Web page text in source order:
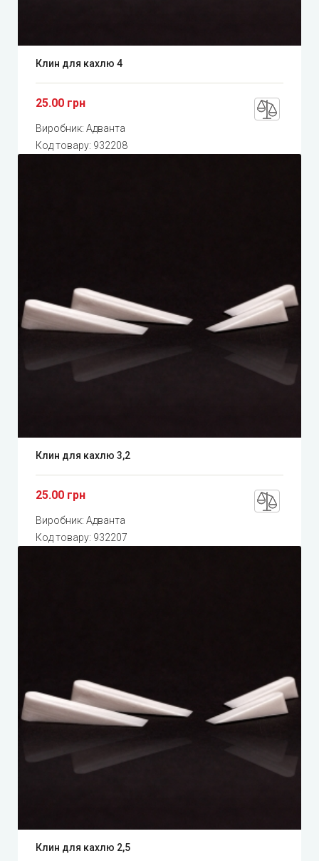
Клин для кахлю 4
25.00 грн
Виробник: Адванта
Код товару: 932208
Клин для кахлю 3,2
25.00 грн
Виробник: Адванта
Код товару: 932207
Клин для кахлю 2,5